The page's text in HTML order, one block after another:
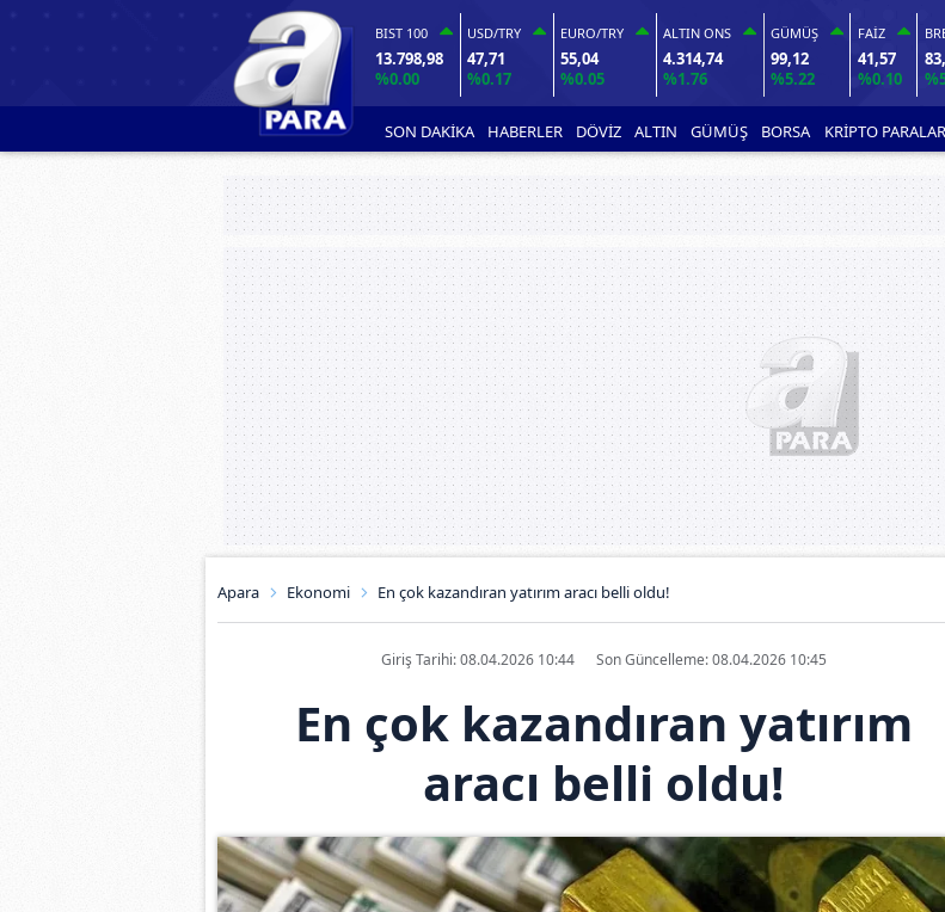
BIST 100
13.798,98
%0.00
USD/TRY
47,71
%0.17
EURO/TRY
55,04
%0.05
ALTIN ONS
4.314,74
%1.76
GÜMÜŞ
99,12
%5.22
FAİZ
41,57
%0.10
SON DAKİKA HABERLER DÖVİZ ALTIN GÜMÜŞ BORSA KRİPTO PARALAR
Apara Ekonomi En çok kazandıran yatırım aracı belli oldu!
Giriş Tarihi: 08.04.2026 10:44 Son Güncelleme: 08.04.2026 10:45
En çok kazandıran yatırım
aracı belli oldu!